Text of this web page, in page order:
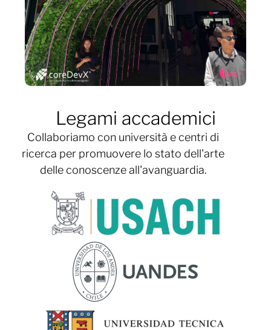
Legami accademici
Collaboriamo con università e centri di
ricerca per promuovere lo stato dell'arte
delle conoscenze all'avanguardia.